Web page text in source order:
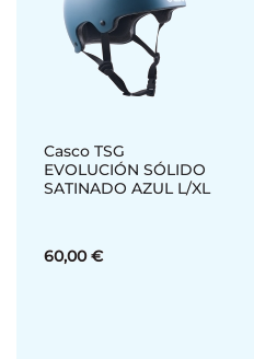
Casco TSG
EVOLUCIÓN SÓLIDO
SATINADO AZUL L/XL
60,00 €